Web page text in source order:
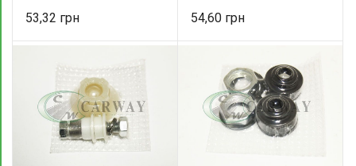
53,32 54,60